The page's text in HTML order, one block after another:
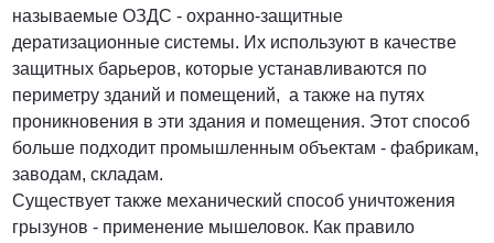
называемые ОЗДС - охранно-защитные
дератизационные системы. Их используют в качестве
защитных барьеров, которые устанавливаются по
периметру зданий и помещений, а также на путях
проникновения в эти здания и помещения. Этот способ
больше подходит промышленным объектам - фабрикам,
заводам, складам.
Существует также механический способ уничтожения
грызунов - применение мышеловок. Как правило